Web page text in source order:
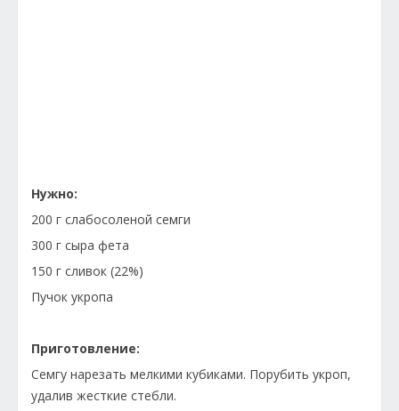
Нужно:
200 г слабосоленой семги
300 г сыра фета
150 г сливок (22%)
Пучок укропа
Приготовление:
Семгу нарезать мелкими кубиками. Порубить укроп,
удалив жесткие стебли.